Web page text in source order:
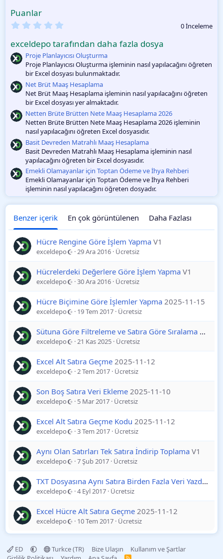
Puanlar
0
O
y
l
a
m
a
0 İnceleme
exceldepo tarafından daha fazla dosya
Proje Planlayıcısı Oluşturma
Proje Planlayıcısı Oluşturma işleminin nasıl yapılacağını öğreten
bir Excel dosyası bulunmaktadır.
Net Brüt Maaş Hesaplama
Net Brüt Maaş Hesaplama işleminin nasıl yapılacağını öğreten
bir Excel dosyası yer almaktadır.
Netten Brüte Brütten Nete Maaş Hesaplama 2026
Netten Brüte Brütten Nete Maaş Hesaplama 2026 işleminin
nasıl yapılacağını öğreten Excel dosyasıdır.
Basit Devreden Matrahlı Maaş Hesaplama
Basit Devreden Matrahlı Maaş Hesaplama işleminin nasıl
yapılacağını öğreten bir Excel dosyasıdır.
Emekli Olamayanlar için Toptan Ödeme ve İhya Rehberi
Emekli Olamayanlar için Toptan Ödeme ve İhya Rehberi
işleminin nasıl yapılacağını öğreten dosyadır.
Benzer içerik En çok görüntülenen Daha Fazlası
Hücre Rengine Göre İşlem Yapma V1
exceldepo 29 Ara 2016 Ücretsiz
Hücrelerdeki Değerlere Göre İşlem Yapma V1
exceldepo 30 Ara 2016 Ücretsiz
Hücre Biçimine Göre İşlemler Yapma 2025-11-15
exceldepo 19 Tem 2017 Ücretsiz
Sütuna Göre Filtreleme ve Satıra Göre Sıralama 2025-
exceldepo 21 Kas 2025 Ücretsiz
Excel Alt Satıra Geçme 2025-11-12
exceldepo 2 Tem 2017 Ücretsiz
Son Boş Satıra Veri Ekleme 2025-11-10
exceldepo 5 Mar 2017 Ücretsiz
Excel Alt Satıra Geçme Kodu 2025-11-12
exceldepo 3 Tem 2017 Ücretsiz
Aynı Olan Satırları Tek Satıra İndirip Toplama V1
exceldepo 7 Şub 2017 Ücretsiz
TXT Dosyasına Aynı Satıra Birden Fazla Veri Yazdırma
exceldepo 4 Eyl 2017 Ücretsiz
Excel Hücre Alt Satıra Geçme 2025-11-12
exceldepo 10 Tem 2017 Ücretsiz
ED Turkce (TR) Bize Ulaşın
Kullanım ve Şartlar
R